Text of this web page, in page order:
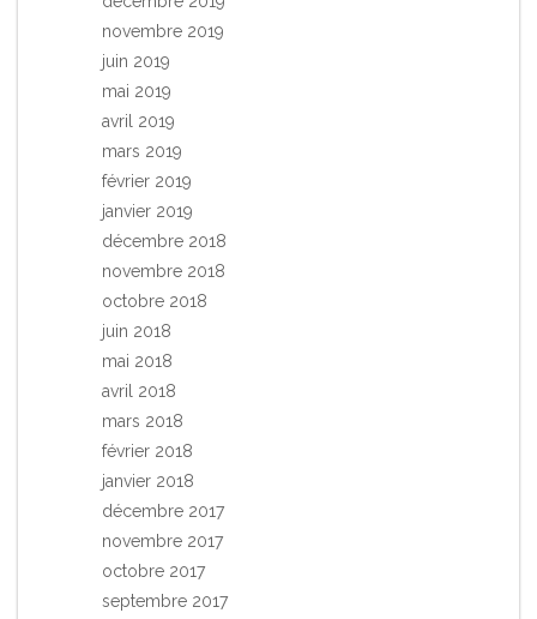
novembre 2019
juin 2019
mai 2019
avril 2019
mars 2019
février 2019
janvier 2019
décembre 2018
novembre 2018
octobre 2018
juin 2018
mai 2018
avril 2018
mars 2018
février 2018
janvier 2018
décembre 2017
novembre 2017
octobre 2017
septembre 2017